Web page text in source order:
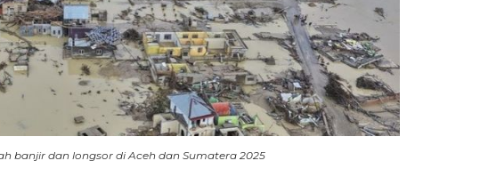
banjir dan longsor di Aceh dan Sumatera 2025